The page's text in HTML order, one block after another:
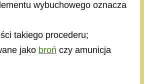
wybuchowego oznacza
takiego procederu;
jako broń czy amunicja